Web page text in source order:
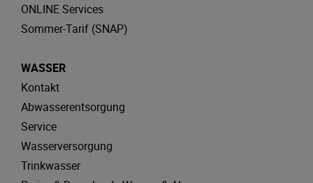
ONLINE Services
Sommer-Tarif (SNAP)
WASSER
Kontakt
Abwasserentsorgung
Service
Wasserversorgung
Trinkwasser